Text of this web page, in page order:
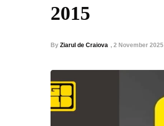
2015
By Ziarul de Craiova , 2 November 2025